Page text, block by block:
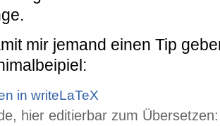
mir jemand einen Tip
in writeLaTeX
hier editierbar zum Übersetzen: